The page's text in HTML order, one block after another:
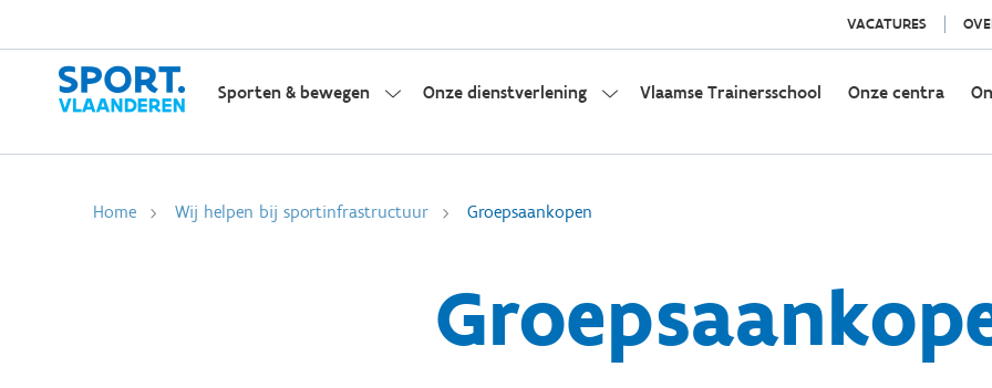
VACATURES
Sporten & bewegen Onze dienstverlening Vlaamse Trainersschool Onze centra
Home Wij helpen bij sportinfrastructuur Groepsaankopen